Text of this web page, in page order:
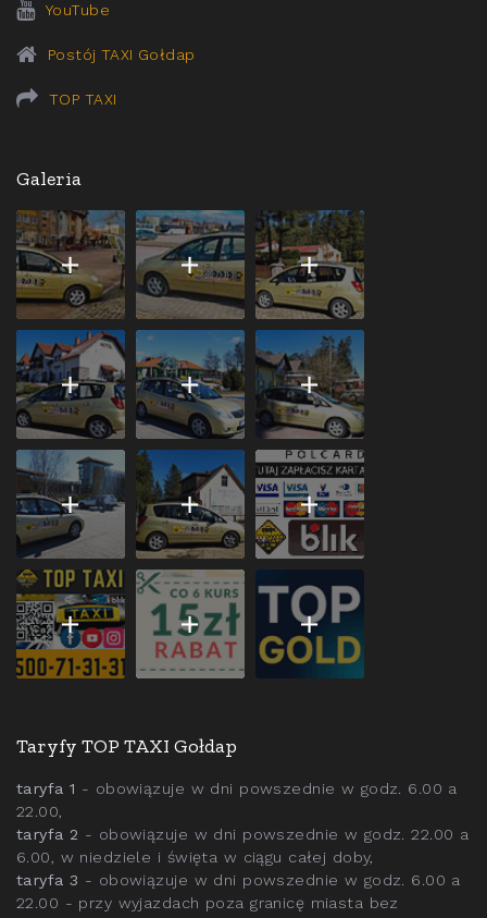
YouTube
Postój TAXI Gołdap
TOP TAXI
Galeria
Taryfy TOP TAXI Gołdap
taryfa 1 - obowiązuje w dni powszednie w godz. 6.00 a
22.00,
taryfa 2 - obowiązuje w dni powszednie w godz. 22.00 a
6.00, w niedziele i święta w ciągu całej doby,
taryfa 3 - obowiązuje w dni powszednie w godz. 6.00 a
22.00 - przy wyjazdach poza granicę miasta bez